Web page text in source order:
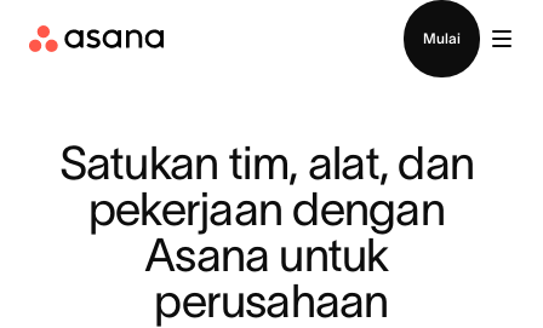
Mulai
Satukan tim, alat, dan
pekerjaan dengan
Asana untuk
perusahaan